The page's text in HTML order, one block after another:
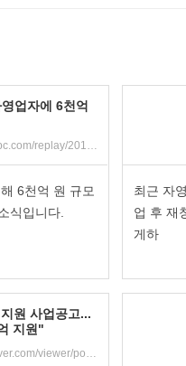
업자에 6천억
http://imnews.imbc.com/replay/2019/nwtoday/article/5220035_24616.html
6천억 원 규모
식입니다.
최근 자
업 후 재
게하
원 사업공고...
지원"
https://m.post.naver.com/viewer/postView.nhn?volumeNo=17926386&memberNo=35797485&searchKeyword=%EC%9E%AC%EC%B0%BD%EC%97%85&searchRank=1